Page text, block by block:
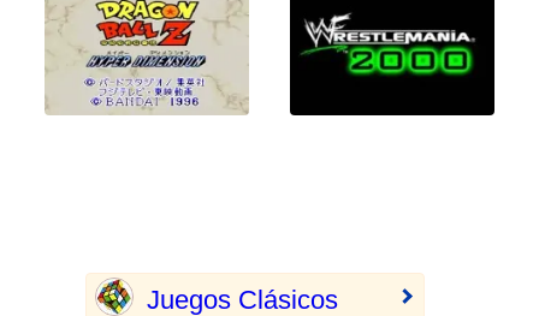
Juegos Clásicos